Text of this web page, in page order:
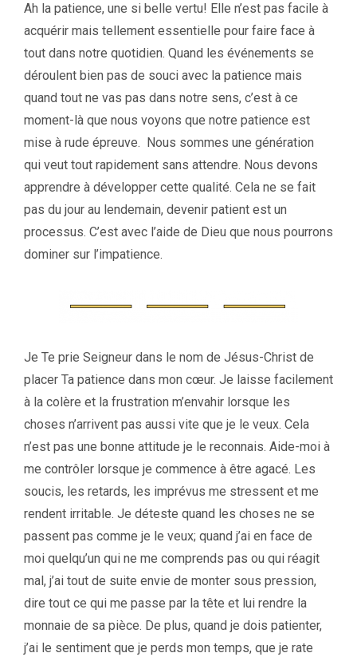
Ah la patience, une si belle vertu! Elle n’est pas facile à
acquérir mais tellement essentielle pour faire face à
tout dans notre quotidien. Quand les événements se
déroulent bien pas de souci avec la patience mais
quand tout ne vas pas dans notre sens, c’est à ce
moment-là que nous voyons que notre patience est
mise à rude épreuve. Nous sommes une génération
qui veut tout rapidement sans attendre. Nous devons
apprendre à développer cette qualité. Cela ne se fait
pas du jour au lendemain, devenir patient est un
processus. C’est avec l’aide de Dieu que nous pourrons
dominer sur l’impatience.
Je Te prie Seigneur dans le nom de Jésus-Christ de
placer Ta patience dans mon cœur. Je laisse facilement
à la colère et la frustration m’envahir lorsque les
choses n’arrivent pas aussi vite que je le veux. Cela
n’est pas une bonne attitude je le reconnais. Aide-moi à
me contrôler lorsque je commence à être agacé. Les
soucis, les retards, les imprévus me stressent et me
rendent irritable. Je déteste quand les choses ne se
passent pas comme je le veux; quand j’ai en face de
moi quelqu’un qui ne me comprends pas ou qui réagit
mal, j’ai tout de suite envie de monter sous pression,
dire tout ce qui me passe par la tête et lui rendre la
monnaie de sa pièce. De plus, quand je dois patienter,
j’ai le sentiment que je perds mon temps, que je rate